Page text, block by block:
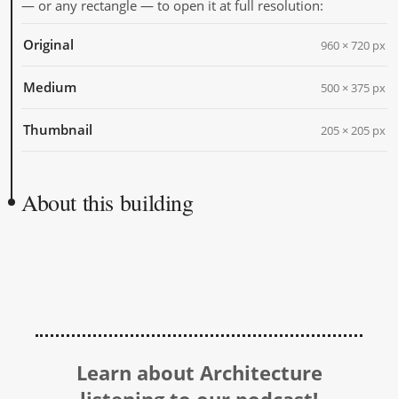
— or any rectangle — to open it at full resolution:
Original 960 × 720 px
Medium 500 × 375 px
Thumbnail 205 × 205 px
About this building
Learn about Architecture